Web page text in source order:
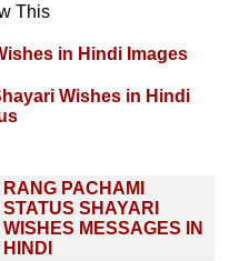
This
in Hindi Images
Wishes in Hindi
RANG PACHAMI
STATUS SHAYARI
WISHES MESSAGES IN
HINDI